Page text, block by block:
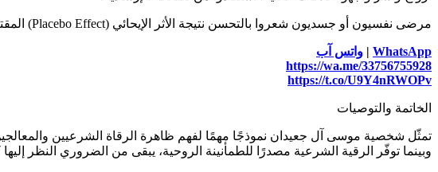
مرضى نفسيون أو جسديون شعروا بالتحسن نتيجة الأثر الإيحائي (Placebo Effect) المقترن بالرقية.
WhatsApp
| واتس آب
https://wa.me/33756755928
https://t.co/U9Y4nRWOPv
الخاتمة والتوصيات
تمثّل شخصية موسى آل جعيدان نموذجًا مهمًا لفهم ظاهرة الرقاة الشرعيين
وبينما توفّر الرقية الشرعية مصدرًا للطمأنينة الروحية، يبقى من الضروري النظر إليها